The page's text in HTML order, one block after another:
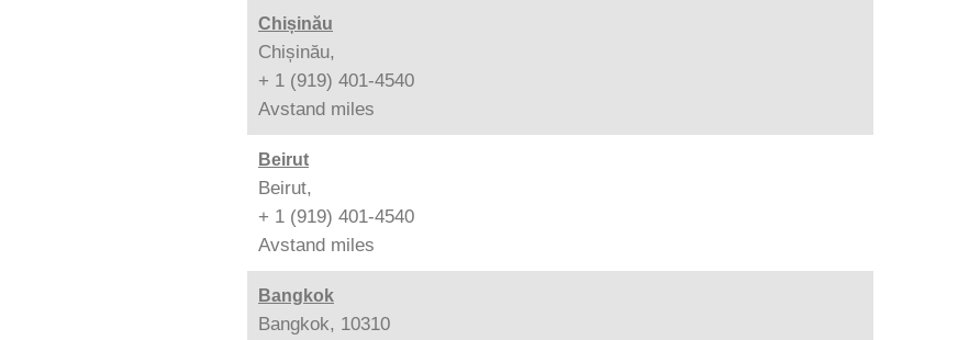
Chișinău
Chișinău,
+ 1 (919) 401-4540
Avstand miles
Beirut
Beirut,
+ 1 (919) 401-4540
Avstand miles
Bangkok
Bangkok, 10310